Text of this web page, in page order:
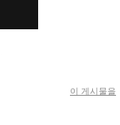
이 게시물을